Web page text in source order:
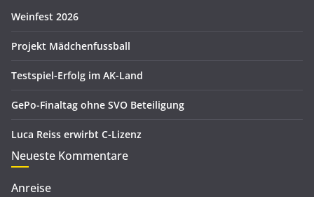
n
Weinfest 2026
Projekt Mädchenfussball
Testspiel-Erfolg im AK-Land
GePo-Finaltag ohne SVO Beteiligung
Luca Reiss erwirbt C-Lizenz
Neueste Kommentare
Anreise